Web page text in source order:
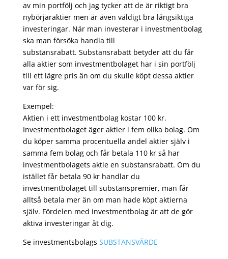
av min portfölj och jag tycker att de är riktigt bra
nybörjaraktier men är även väldigt bra långsiktiga
investeringar. När man investerar i investmentbolag
ska man försöka handla till
substansrabatt. Substansrabatt betyder att du får
alla aktier som investmentbolaget har i sin portfölj
till ett lägre pris än om du skulle köpt dessa aktier
var för sig.
Exempel:
Aktien i ett investmentbolag kostar 100 kr.
Investmentbolaget äger aktier i fem olika bolag. Om
du köper samma procentuella andel aktier själv i
samma fem bolag och får betala 110 kr så har
investmentbolagets aktie en substansrabatt. Om du
istället får betala 90 kr handlar du
investmentbolaget till substanspremier, man får
alltså betala mer än om man hade köpt aktierna
själv. Fördelen med investmentbolag är att de gör
aktiva investeringar åt dig.
Se investmentsbolags SUBSTANSVÄRDE